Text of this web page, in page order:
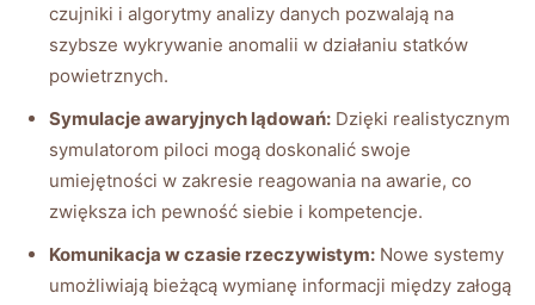
czujniki i⁢ algorytmy⁢ analizy danych ⁣pozwalają na​
szybsze​ wykrywanie anomalii w ‍działaniu statków
powietrznych.
Symulacje awaryjnych lądowań: Dzięki realistycznym
symulatorom piloci mogą doskonalić swoje
umiejętności w zakresie reagowania na awarie, co
zwiększa ich pewność siebie i kompetencje.
Komunikacja w ⁣czasie rzeczywistym: Nowe systemy
‌umożliwiają bieżącą wymianę informacji między załogą